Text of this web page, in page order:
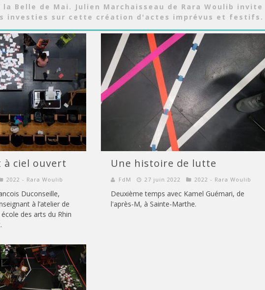
la Belle de Mai. Julien Marchaisseau de Rara Woulib invite
investies sur cette création d'actes imprévus et festifs.
ciel ouvert
2022 - Rara Woulib
Duconseille,
à l’atelier de
des arts du Rhin
Une histoire de lutte
FdM 27 juin 2022 2022 - Rara Woulib
Deuxième temps avec Kamel Guémari, de
l'après-M, à Sainte-Marthe.